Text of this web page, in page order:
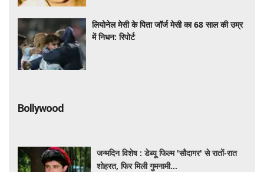
लियोनेल मेसी के पिता जॉर्ज मेसी का 68 साल की उम्र
में निधन: रिपोर्ट
Bollywood
जन्मदिन विशेष : डेब्यू फिल्म 'सौदागर' से रातों-रात
शोहरत, फिर मिली गुमनामी...